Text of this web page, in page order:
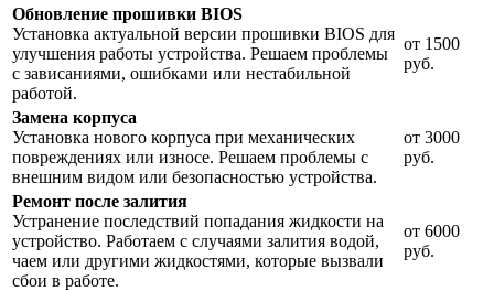
Обновление прошивки BIOS
Установка актуальной версии прошивки BIOS для
улучшения работы устройства. Решаем проблемы
с зависаниями, ошибками или нестабильной
работой.
от 1500
руб.
Замена корпуса
Установка нового корпуса при механических
повреждениях или износе. Решаем проблемы с
внешним видом или безопасностью устройства.
от 3000
руб.
Ремонт после залития
Устранение последствий попадания жидкости на
устройство. Работаем с случаями залития водой,
чаем или другими жидкостями, которые вызвали
сбои в работе.
от 6000
руб.